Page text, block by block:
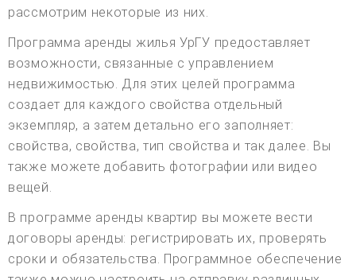
рассмотрим некоторые из них.
Программа аренды жилья УрГУ предоставляет
возможности, связанные с управлением
недвижимостью. Для этих целей программа
создает для каждого свойства отдельный
экземпляр, а затем детально его заполняет:
свойства, свойства, тип свойства и так далее. Вы
также можете добавить фотографии или видео
вещей.
В программе аренды квартир вы можете вести
договоры аренды: регистрировать их, проверять
сроки и обязательства. Программное обеспечение